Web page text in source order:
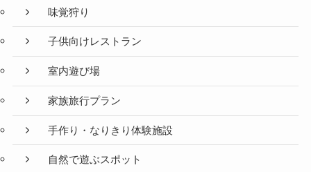
味覚狩り
子供向けレストラン
室内遊び場
家族旅行プラン
手作り・なりきり体験施設
自然で遊ぶスポット